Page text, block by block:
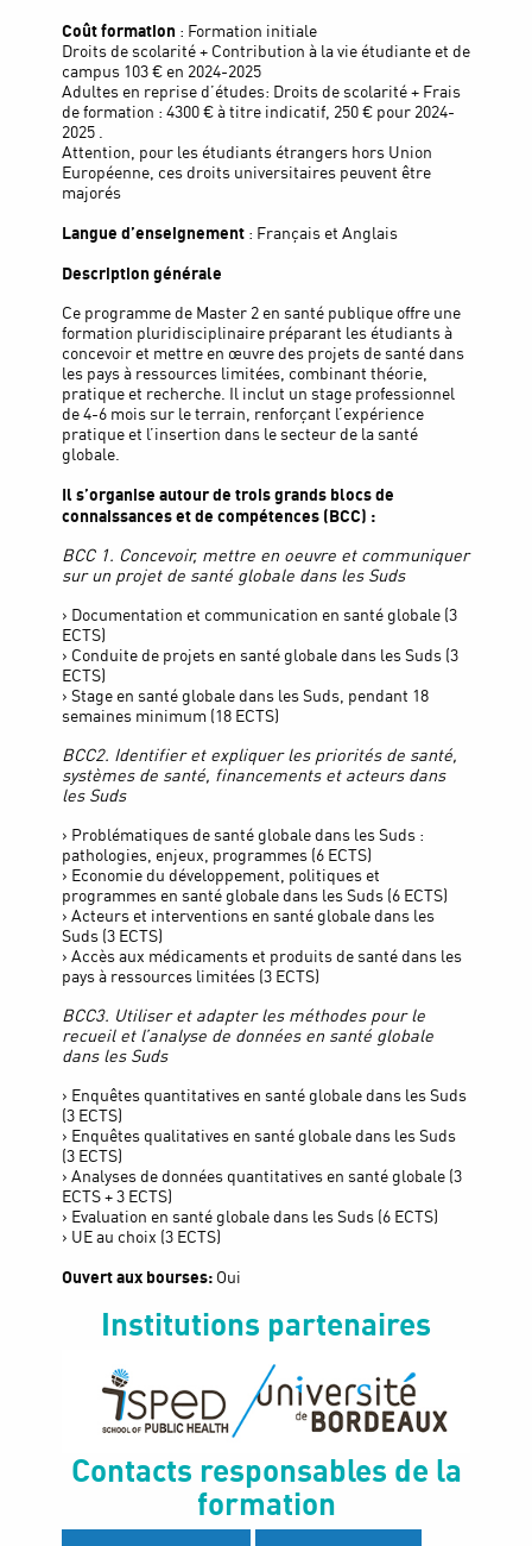
Coût formation : Formation initiale
Droits de scolarité + Contribution à la vie étudiante et de
campus 103 € en 2024-2025
Adultes en reprise d’études: Droits de scolarité + Frais
de formation : 4300 € à titre indicatif, 250 € pour 2024-
2025 .
Attention, pour les étudiants étrangers hors Union
Européenne, ces droits universitaires peuvent être
majorés
Langue d’enseignement : Français et Anglais
Description générale
Ce programme de Master 2 en santé publique offre une
formation pluridisciplinaire préparant les étudiants à
concevoir et mettre en œuvre des projets de santé dans
les pays à ressources limitées, combinant théorie,
pratique et recherche. Il inclut un stage professionnel
de 4-6 mois sur le terrain, renforçant l’expérience
pratique et l’insertion dans le secteur de la santé
globale.
Il s’organise autour de trois grands blocs de
connaissances et de compétences (BCC) :
BCC 1. Concevoir, mettre en oeuvre et communiquer
sur un projet de santé globale dans les Suds
› Documentation et communication en santé globale (3
ECTS)
› Conduite de projets en santé globale dans les Suds (3
ECTS)
› Stage en santé globale dans les Suds, pendant 18
semaines minimum (18 ECTS)
BCC2. Identifier et expliquer les priorités de santé,
systèmes de santé, financements et acteurs dans
les Suds
› Problématiques de santé globale dans les Suds :
pathologies, enjeux, programmes (6 ECTS)
› Economie du développement, politiques et
programmes en santé globale dans les Suds (6 ECTS)
› Acteurs et interventions en santé globale dans les
Suds (3 ECTS)
› Accès aux médicaments et produits de santé dans les
pays à ressources limitées (3 ECTS)
BCC3. Utiliser et adapter les méthodes pour le
recueil et l’analyse de données en santé globale
dans les Suds
› Enquêtes quantitatives en santé globale dans les Suds
(3 ECTS)
› Enquêtes qualitatives en santé globale dans les Suds
(3 ECTS)
› Analyses de données quantitatives en santé globale (3
ECTS + 3 ECTS)
› Evaluation en santé globale dans les Suds (6 ECTS)
› UE au choix (3 ECTS)
Ouvert aux bourses: Oui
Institutions partenaires
Contacts responsables de la
formation